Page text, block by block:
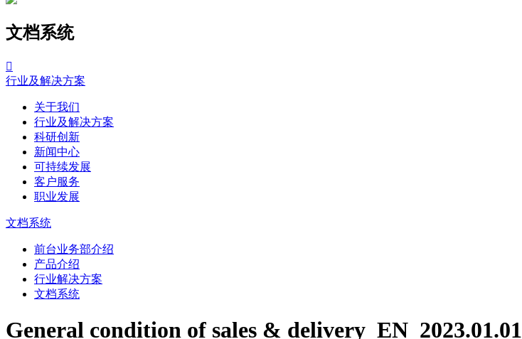
文档系统

行业及解决方案
关于我们
行业及解决方案
科研创新
新闻中心
可持续发展
客户服务
职业发展
文档系统
前台业务部介绍
产品介绍
行业解决方案
文档系统
General condition of sales & delivery_EN_2023.01.01